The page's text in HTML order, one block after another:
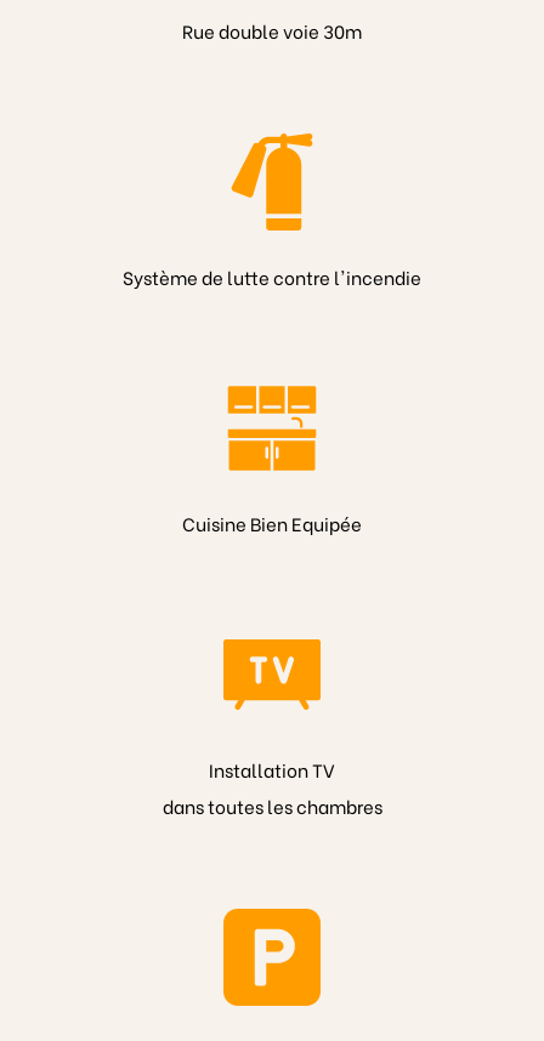
Rue double voie 30m
Système de lutte contre l'incendie
Cuisine Bien Equipée
Installation TV
dans toutes les chambres